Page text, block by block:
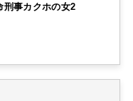
刑事カクホの女2